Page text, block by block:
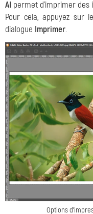
AI permet d'imprimer des
Pour cela, appuyez sur
dialogue Imprimer.
Options